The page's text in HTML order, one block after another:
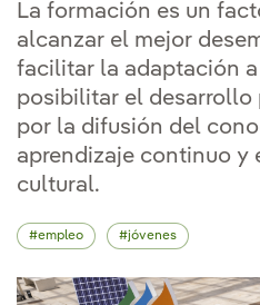
La formación es un
alcanzar el mejor
facilitar la adaptación
posibilitar el desarrollo
por la difusión del
aprendizaje continuo y
cultural.
empleo jóvenes